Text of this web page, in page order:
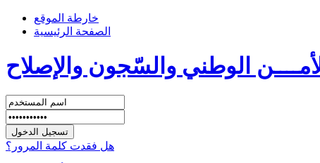
خارطة الموقع
الصفحة الرئيسية
الوطني والسّجون والإصلاح
هل فقدت كلمة المرور؟